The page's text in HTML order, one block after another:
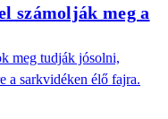
számolják meg a
meg tudják jósolni,
a sarkvidéken élő fajra.